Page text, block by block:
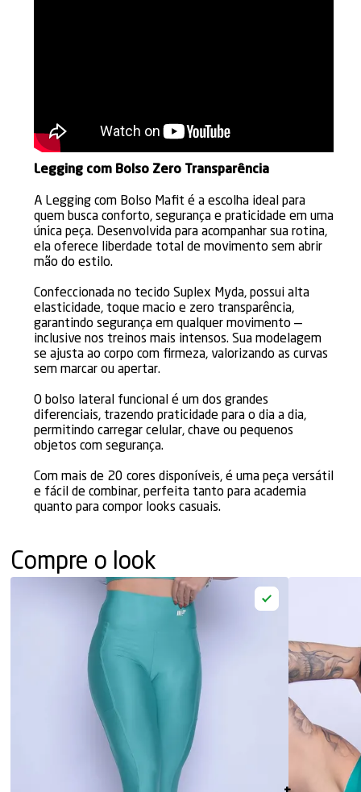
Legging com Bolso Zero Transparência
A Legging com Bolso Mafit é a escolha ideal para
quem busca conforto, segurança e praticidade em uma
única peça. Desenvolvida para acompanhar sua rotina,
ela oferece liberdade total de movimento sem abrir
mão do estilo.
Confeccionada no tecido Suplex Myda, possui alta
elasticidade, toque macio e zero transparência,
garantindo segurança em qualquer movimento —
inclusive nos treinos mais intensos. Sua modelagem
se ajusta ao corpo com firmeza, valorizando as curvas
sem marcar ou apertar.
O bolso lateral funcional é um dos grandes
diferenciais, trazendo praticidade para o dia a dia,
permitindo carregar celular, chave ou pequenos
objetos com segurança.
Com mais de 20 cores disponíveis, é uma peça versátil
e fácil de combinar, perfeita tanto para academia
quanto para compor looks casuais.
Compre o look